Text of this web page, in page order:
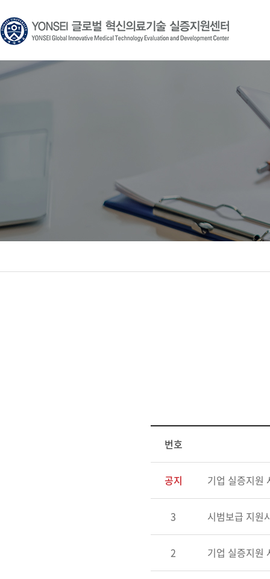
번호
공지 기업 실증지원
3 시범보급 지원
2 기업 실증지원